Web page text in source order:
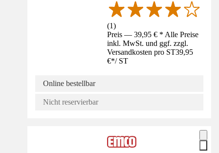
(1)
Preis — 39,95 € * Alle Preise
inkl. MwSt. und ggf. zzgl.
Versandkosten pro ST39,95
€*/ ST
Online bestellbar
Nicht reservierbar